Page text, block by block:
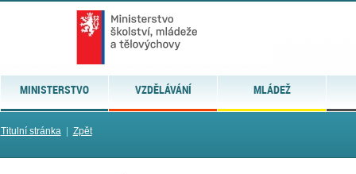
MINISTERSTVO VZDĚLÁVÁNÍ MLÁDEŽ
Titulní stránka| Zpět